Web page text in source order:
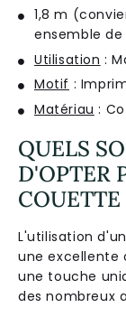
1,8 m
ensemble
Utilisation :
Motif :
Matériau :
QUELS
D'OPTER
L'utilisation
une excellente
une touche
des nombreux